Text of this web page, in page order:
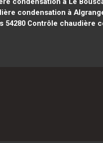
condensation à
54280Contrôle chaudière